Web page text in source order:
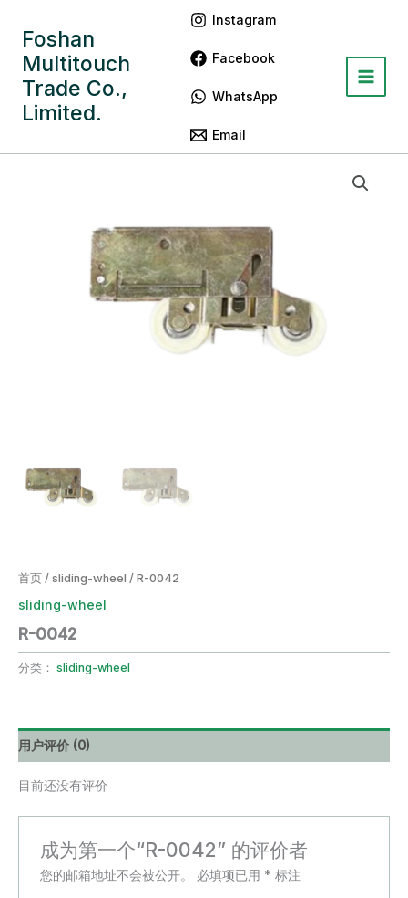
Foshan
Multitouch
Trade Co.,
Limited.
Instagram
Facebook
WhatsApp
Email
首页 / sliding-wheel / R-0042
sliding-wheel
R-0042
分类： sliding-wheel
用户评价 (0)
目前还没有评价
成为第一个“R-0042” 的评价者
您的邮箱地址不会被公开。 必填项已用 * 标注